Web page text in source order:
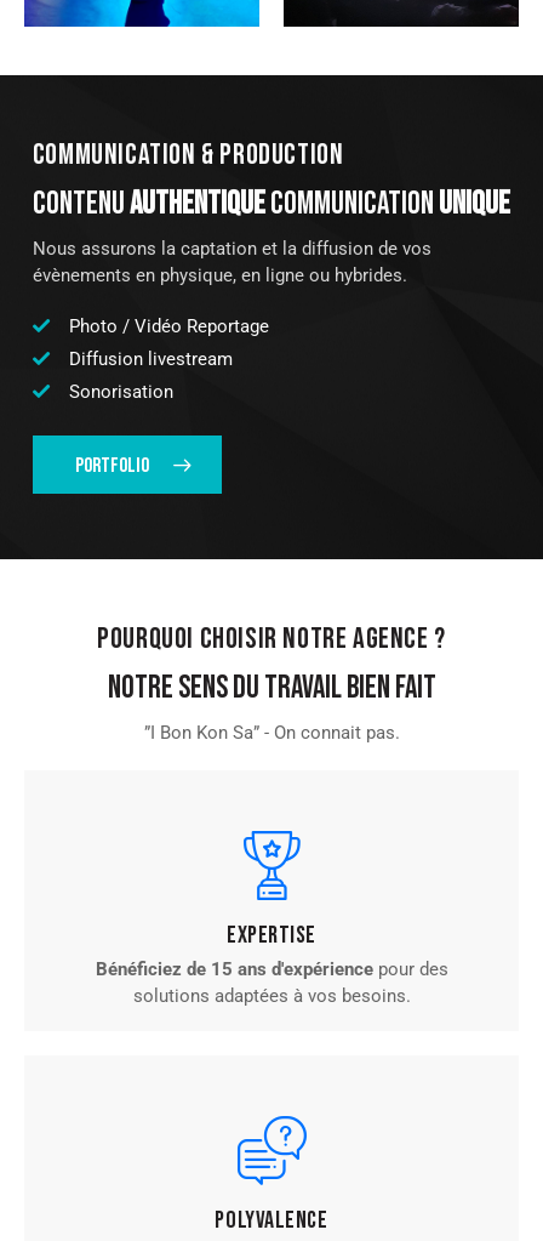
COMMUNICATION & PRODUCTION
CONTENUAUTHENTIQUECOMMUNICATIONUNIQUE
Nous assurons la captation et la diffusion de vos
évènements en physique, en ligne ou hybrides.
Photo / Vidéo Reportage
Diffusion livestream
Sonorisation
PORTFOLIO
POURQUOI CHOISIR NOTRE AGENCE ?
NOTRE SENS DU TRAVAIL BIEN FAIT
”I Bon Kon Sa” - On connait pas.
Expertise
Bénéficiez de 15 ans d'expériencepour des
solutions adaptées à vos besoins.
Polyvalence